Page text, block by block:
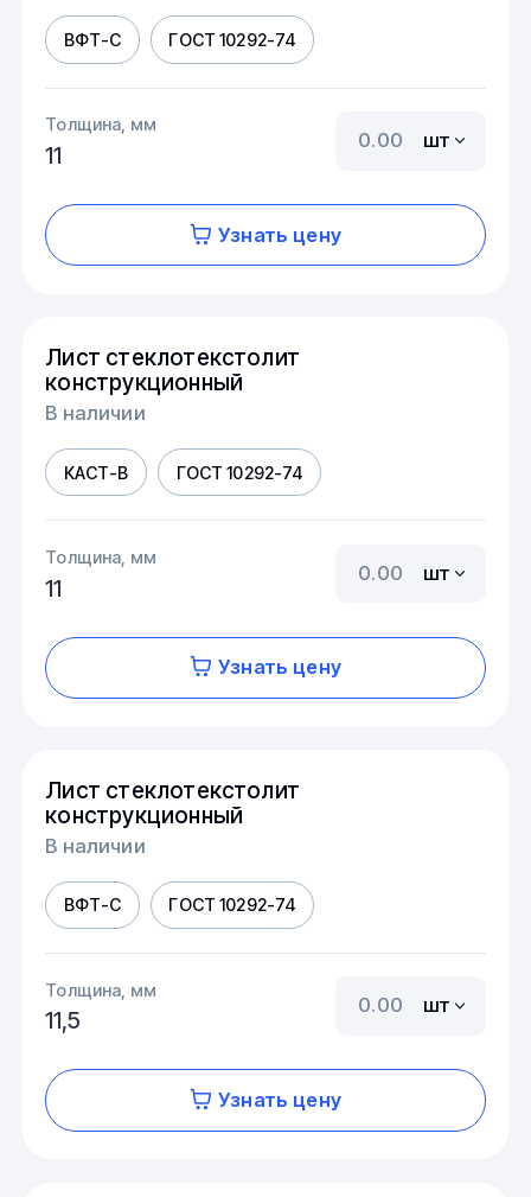
ВФТ-С ГОСТ 10292-74
Толщина, мм
11
шт
Узнать цену
Лист стеклотекстолит
конструкционный
В наличии
КАСТ-В ГОСТ 10292-74
Толщина, мм
11
шт
Узнать цену
Лист стеклотекстолит
конструкционный
В наличии
ВФТ-С ГОСТ 10292-74
Толщина, мм
11,5
шт
Узнать цену